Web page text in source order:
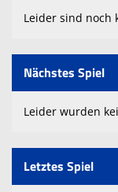
Trainingszeiten
Leider sind noch
Nächstes Spiel
Leider wurden
Letztes Spiel